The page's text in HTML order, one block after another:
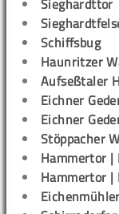
Sieghardttor
Schiffsbug
Haunritzer
Aufseßtaler
Eichner
Eichner
Stöppacher
Hammertor
Hammertor